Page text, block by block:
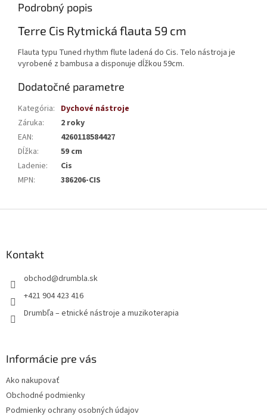
Podrobný popis
Terre Cis Rytmická flauta 59 cm
Flauta typu Tuned rhythm flute ladená do Cis. Telo nástroja je
vyrobené z bambusa a disponuje dĺžkou 59cm.
Dodatočné parametre
Kategória: Dychové nástroje
Záruka:
2 roky
EAN:
4260118584427
Dĺžka:
59 cm
Ladenie:
Cis
MPN: 386206-CIS
Kontakt
obchod@drumbla.sk
+421 904 423 416
Drumbľa – etnické nástroje a muzikoterapia
Informácie pre vás
Ako nakupovať
Obchodné podmienky
Podmienky ochrany osobných údajov